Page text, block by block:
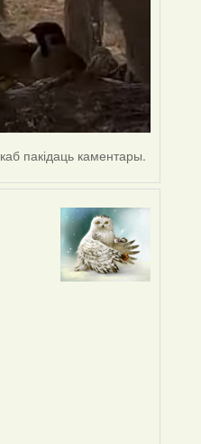
каб пакідаць каментары.